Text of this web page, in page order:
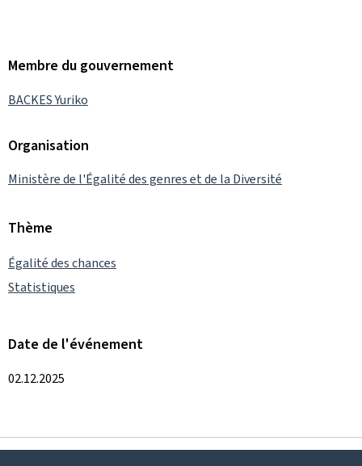
Membre du gouvernement
BACKES Yuriko
Organisation
Ministère de l'Égalité des genres et de la Diversité
Thème
Égalité des chances
Statistiques
Date de l'événement
02.12.2025